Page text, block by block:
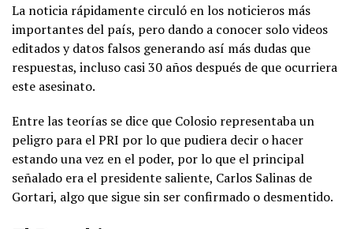
La noticia rápidamente circuló en los noticieros más
importantes del país, pero dando a conocer solo videos
editados y datos falsos generando así más dudas que
respuestas, incluso casi 30 años después de que ocurriera
este asesinato.
Entre las teorías se dice que Colosio representaba un
peligro para el PRI por lo que pudiera decir o hacer
estando una vez en el poder, por lo que el principal
señalado era el presidente saliente, Carlos Salinas de
Gortari, algo que sigue sin ser confirmado o desmentido.